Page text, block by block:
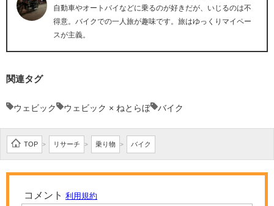
自動車やオートバイなどに乗るのが好きだが、いじるのは不
得意。バイクでの一人旅が趣味です。旅はゆっくりマイペー
スが主義。
関連タグ
ウェビック ウェビック × ねとらぼ バイク
TOP > リサーチ > 乗り物 > バイク